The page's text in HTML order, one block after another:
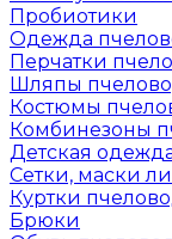
Пробиотики
Одежда
Перчатки
Шляпы
Костюмы
Комбинезоны
Детская
Сетки, маски
Куртки
Брюки